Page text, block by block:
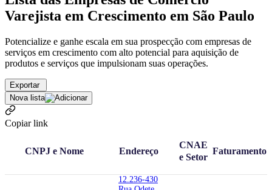
Varejista em Crescimento em São Paulo
Potencialize e ganhe escala em sua prospecção com empresas de
serviços em crescimento com alto potencial para aquisição de
produtos e serviços que impulsionam suas operações.
Exportar
Nova lista
Copiar link
CNPJ e Nome Endereço
CNAE
e Setor
Faturamento
12.236-430